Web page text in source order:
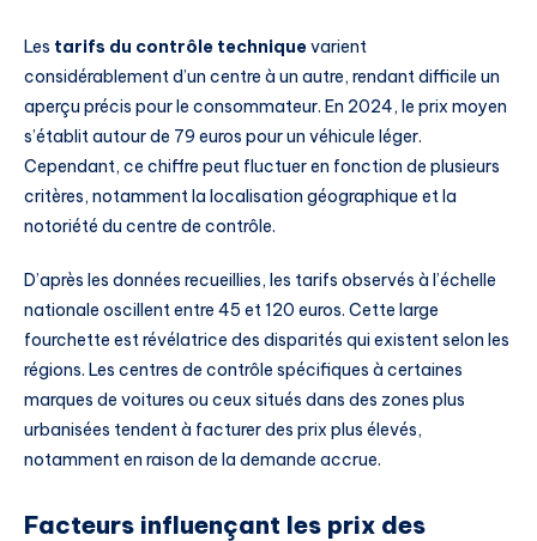
Les tarifs du contrôle techniquevarient
considérablement d’un centre à un autre, rendant difficile un
aperçu précis pour le consommateur. En 2024, le prix moyen
s’établit autour de 79 euros pour un véhicule léger.
Cependant, ce chiffre peut fluctuer en fonction de plusieurs
critères, notamment la localisation géographique et la
notoriété du centre de contrôle.
D’après les données recueillies, les tarifs observés à l’échelle
nationale oscillent entre 45 et 120 euros. Cette large
fourchette est révélatrice des disparités qui existent selon les
régions. Les centres de contrôle spécifiques à certaines
marques de voitures ou ceux situés dans des zones plus
urbanisées tendent à facturer des prix plus élevés,
notamment en raison de la demande accrue.
Facteurs influençant les prix des